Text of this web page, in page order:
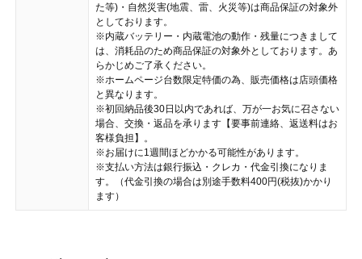
た等)・自然災害(地震、雷、火災等)は商品保証の対象外
としております。
※内蔵バッテリー・内蔵電池の動作・残量につきまして
は、消耗品のため商品保証の対象外としております。あ
らかじめご了承ください。
※ホームページ台数限定特価の為、販売価格は店頭価格
と異なります。
※初回納品後30日以内であれば、万が一お気に召さない
場合、交換・返品を承ります【要事前連絡、返送料はお
客様負担】。
※お届けに1週間ほどかかる可能性があります。
※支払い方法は銀行振込・クレカ・代金引換になりま
す。（代金引換の場合は別途手数料400円(税抜)かかり
ます）